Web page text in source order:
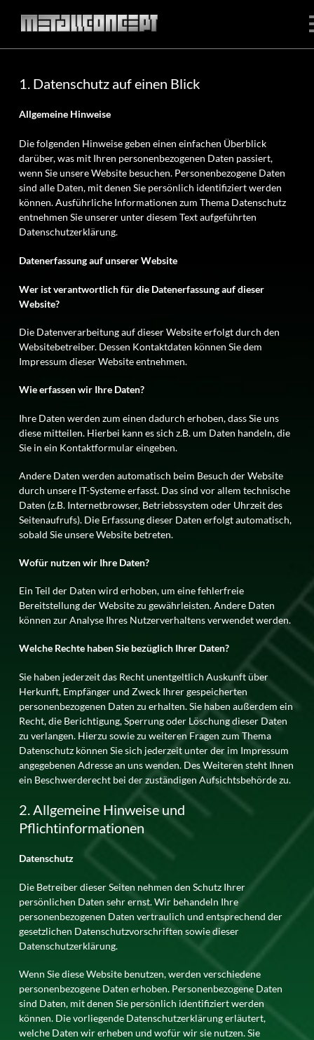
KONTAKT
Datenschutzerklärung
1. Datenschutz auf einen Blick
Allgemeine Hinweise
Die folgenden Hinweise geben einen einfachen Überblick
darüber, was mit Ihren personenbezogenen Daten passiert,
wenn Sie unsere Website besuchen. Personenbezogene Daten
sind alle Daten, mit denen Sie persönlich identifiziert werden
können. Ausführliche Informationen zum Thema Datenschutz
entnehmen Sie unserer unter diesem Text aufgeführten
Datenschutzerklärung.
Datenerfassung auf unserer Website
Wer ist verantwortlich für die Datenerfassung auf dieser
Website?
Die Datenverarbeitung auf dieser Website erfolgt durch den
Websitebetreiber. Dessen Kontaktdaten können Sie dem
Impressum dieser Website entnehmen.
Wie erfassen wir Ihre Daten?
Ihre Daten werden zum einen dadurch erhoben, dass Sie uns
diese mitteilen. Hierbei kann es sich z.B. um Daten handeln, die
Sie in ein Kontaktformular eingeben.
Andere Daten werden automatisch beim Besuch der Website
durch unsere IT-Systeme erfasst. Das sind vor allem technische
Daten (z.B. Internetbrowser, Betriebssystem oder Uhrzeit des
Seitenaufrufs). Die Erfassung dieser Daten erfolgt automatisch,
sobald Sie unsere Website betreten.
Wofür nutzen wir Ihre Daten?
Ein Teil der Daten wird erhoben, um eine fehlerfreie
Bereitstellung der Website zu gewährleisten. Andere Daten
können zur Analyse Ihres Nutzerverhaltens verwendet werden.
Welche Rechte haben Sie bezüglich Ihrer Daten?
Sie haben jederzeit das Recht unentgeltlich Auskunft über
Herkunft, Empfänger und Zweck Ihrer gespeicherten
personenbezogenen Daten zu erhalten. Sie haben außerdem ein
Recht, die Berichtigung, Sperrung oder Löschung dieser Daten
zu verlangen. Hierzu sowie zu weiteren Fragen zum Thema
Datenschutz können Sie sich jederzeit unter der im Impressum
angegebenen Adresse an uns wenden. Des Weiteren steht Ihnen
ein Beschwerderecht bei der zuständigen Aufsichtsbehörde zu.
2. Allgemeine Hinweise und
Pflichtinformationen
Datenschutz
Die Betreiber dieser Seiten nehmen den Schutz Ihrer
persönlichen Daten sehr ernst. Wir behandeln Ihre
personenbezogenen Daten vertraulich und entsprechend der
gesetzlichen Datenschutzvorschriften sowie dieser
Datenschutzerklärung.
Wenn Sie diese Website benutzen, werden verschiedene
personenbezogene Daten erhoben. Personenbezogene Daten
sind Daten, mit denen Sie persönlich identifiziert werden
können. Die vorliegende Datenschutzerklärung erläutert,
welche Daten wir erheben und wofür wir sie nutzen. Sie